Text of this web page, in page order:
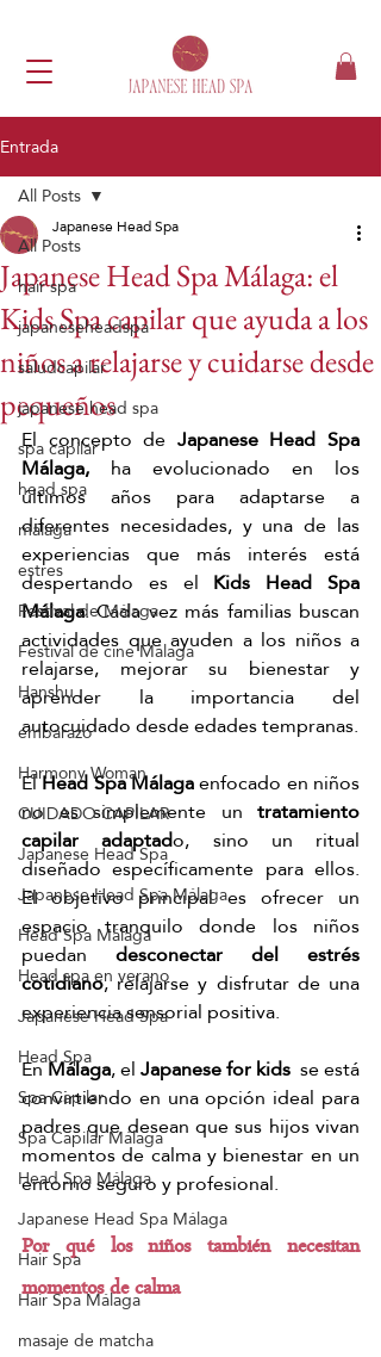
Entrada
All Posts
hair spa
japaneseheadspa
saludcapilar
japanese head spa
spa capilar
head spa
málaga
estres
Festival de Málaga
Festival de cine Málaga
Hanshu
embarazo
Harmony Woman
CUIDADO CAPILAR
Japanese Head Spa
Japanese Head Spa Málaga
Head Spa Málaga
Head spa en verano
Japanese Head Spa
Head Spa
Spa Capilar
Spa Capilar Málaga
Head Spa Málaga
Japanese Head Spa Málaga
Hair Spa
Hair Spa Málaga
masaje de matcha
All Posts
Japanese Head Spa Málaga: el
Kids Spa capilar que ayuda a los
niños a relajarse y cuidarse desde
pequeños
Japanese Head Spa
El concepto de Japanese Head Spa
Málaga, ha evolucionado en los
últimos años para adaptarse a
diferentes necesidades, y una de las
experiencias que más interés está
despertando es el Kids Head Spa
Málaga. Cada vez más familias buscan
actividades que ayuden a los niños a
relajarse, mejorar su bienestar y
aprender la importancia del
autocuidado desde edades tempranas.
El Head Spa Málaga enfocado en niños
no es simplemente un tratamiento
capilar adaptado, sino un ritual
diseñado específicamente para ellos.
El objetivo principal es ofrecer un
espacio tranquilo donde los niños
puedan desconectar del estrés
cotidiano, relajarse y disfrutar de una
experiencia sensorial positiva.
En Málaga, el Japanese for kids se está
convirtiendo en una opción ideal para
padres que desean que sus hijos vivan
momentos de calma y bienestar en un
entorno seguro y profesional.
Por qué los niños también necesitan
momentos de calma